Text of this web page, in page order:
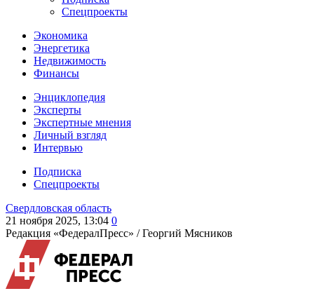
Спецпроекты
Экономика
Энергетика
Недвижимость
Финансы
Энциклопедия
Эксперты
Экспертные мнения
Личный взгляд
Интервью
Подписка
Спецпроекты
Свердловская область
21 ноября 2025, 13:04 0
Редакция «ФедералПресс» /Георгий Мясников